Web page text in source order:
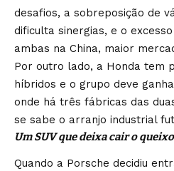
desafios, a sobreposição de
dificulta sinergias, e o
ambas na China, maior
Por outro lado, a Honda tem
híbridos e o grupo deve
onde há três fábricas das
se sabe o arranjo industrial
Um SUV que deixa cair o
Quando a Porsche decidiu